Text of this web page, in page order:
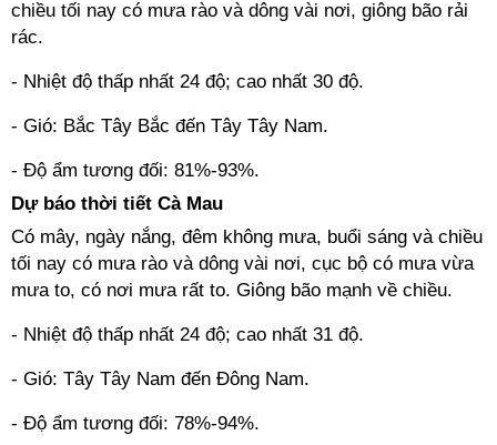
chiều tối nay có mưa rào và dông vài nơi, giông bão rải
rác.
- Nhiệt độ thấp nhất 24 độ; cao nhất 30 độ.
- Gió: Bắc Tây Bắc đến Tây Tây Nam.
- Độ ẩm tương đối: 81%-93%.
Dự báo thời tiết Cà Mau
Có mây, ngày nắng, đêm không mưa, buổi sáng và chiều
tối nay có mưa rào và dông vài nơi, cục bộ có mưa vừa
mưa to, có nơi mưa rất to. Giông bão mạnh về chiều.
- Nhiệt độ thấp nhất 24 độ; cao nhất 31 độ.
- Gió: Tây Tây Nam đến Đông Nam.
- Độ ẩm tương đối: 78%-94%.